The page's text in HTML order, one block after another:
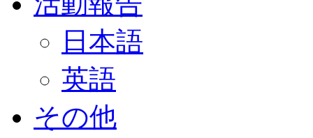
日本語
英語
その他